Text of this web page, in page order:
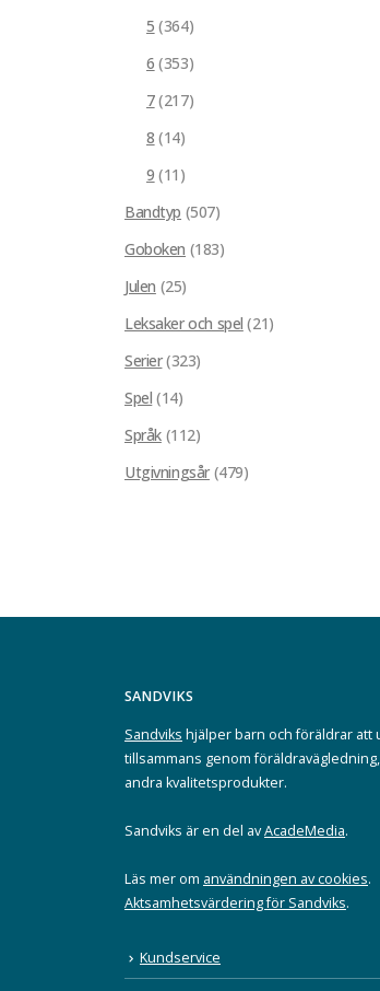
5 (364)
6 (353)
7(217)
8 (14)
9 (11)
Bandtyp (507)
Goboken (183)
Julen (25)
Leksaker och spel (21)
Serier(323)
Spel (14)
Språk (112)
Utgivningsår (479)
SANDVIKS
Sandviks hjälper barn och föräldrar att
tillsammans genom
andra kvalitetsprodukter.
Sandviks är en del avAcadeMedia.
Läs mer om användningen av cookies.
Aktsamhetsvärdering för Sandviks.
Kundservice